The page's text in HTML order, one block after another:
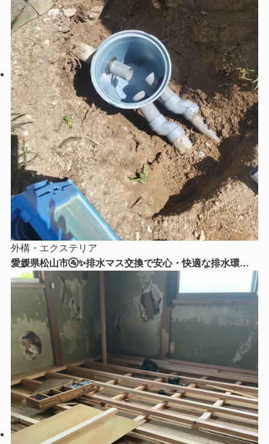
外構・エクステリア
愛媛県松山市🚰✨排水マス交換で安心・快適な排水環境
へ！古くなった排水マスを新しく交換しました✨🔧